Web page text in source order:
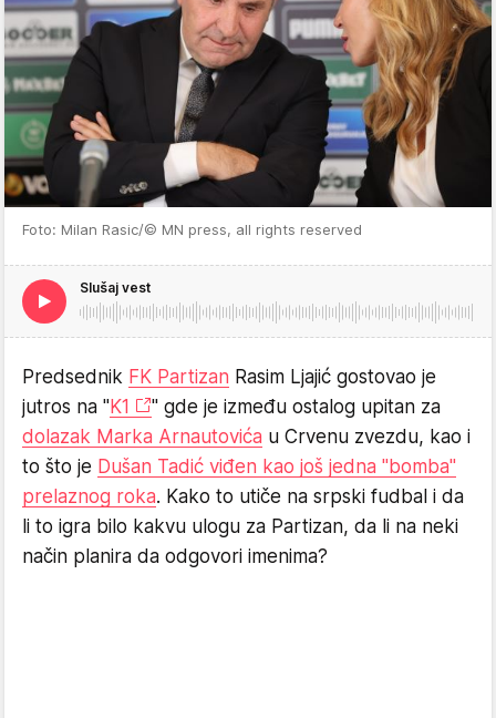
Foto: Milan Rasic/© MN press, all rights reserved
Slušaj vest
Predsednik FK Partizan Rasim Ljajić gostovao je
jutros na "K1
" gde je između ostalog upitan za
dolazak Marka Arnautovića u Crvenu zvezdu, kao i
to što je Dušan Tadić viđen kao još jedna "bomba"
prelaznog roka. Kako to utiče na srpski fudbal i da
li to igra bilo kakvu ulogu za Partizan, da li na neki
način planira da odgovori imenima?